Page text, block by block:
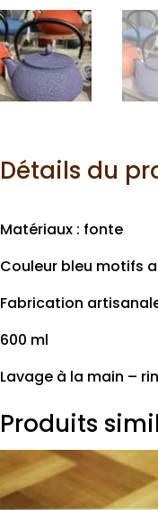
Détails du
Matériaux : fonte
Couleur bleu motifs
Fabrication
600 ml
Lavage à la main –
Produits